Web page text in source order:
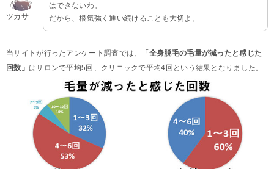
ツカサ
はできないわ。
だから、根気強く通い続けることも大切よ。
当サイトが行ったアンケート調査では、
「全身脱毛の毛量が減ったと感じた
回数」 はサロンで平均5回、クリニックで平均4回という結果となりました。